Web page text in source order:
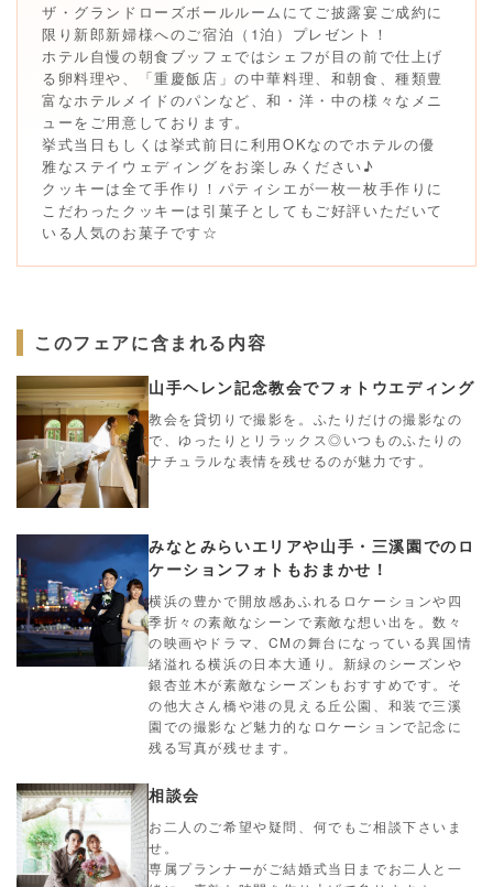
ザ・グランドローズボールルームにてご披露宴ご成約に
限り新郎新婦様へのご宿泊（1泊）プレゼント！
ホテル自慢の朝食ブッフェではシェフが目の前で仕上げ
る卵料理や、「重慶飯店」の中華料理、和朝食、種類豊
富なホテルメイドのパンなど、和・洋・中の様々なメニ
ューをご用意しております。
挙式当日もしくは挙式前日に利用OKなのでホテルの優
雅なステイウェディングをお楽しみください♪
クッキーは全て手作り！パティシエが一枚一枚手作りに
こだわったクッキーは引菓子としてもご好評いただいて
いる人気のお菓子です☆
このフェアに含まれる内容
山手ヘレン記念教会でフォトウエディング
教会を貸切りで撮影を。ふたりだけの撮影なの
で、ゆったりとリラックス◎いつものふたりの
ナチュラルな表情を残せるのが魅力です。
みなとみらいエリアや山手・三溪園でのロ
ケーションフォトもおまかせ！
横浜の豊かで開放感あふれるロケーションや四
季折々の素敵なシーンで素敵な想い出を。数々
の映画やドラマ、CMの舞台になっている異国情
緒溢れる横浜の日本大通り。新緑のシーズンや
銀杏並木が素敵なシーズンもおすすめです。そ
の他大さん橋や港の見える丘公園、和装で三溪
園での撮影など魅力的なロケーションで記念に
残る写真が残せます。
相談会
お二人のご希望や疑問、何でもご相談下さいま
せ。
専属プランナーがご結婚式当日までお二人と一